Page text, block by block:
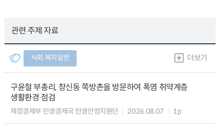
관련 주제 자료
사회.복지일반 더보기
구윤철 부총리, 창신동 쪽방촌을 방문하여 폭염 취약계층
생활환경 점검
재정경제부 민생경제국 민생안정지원단 2026.08.07 1p